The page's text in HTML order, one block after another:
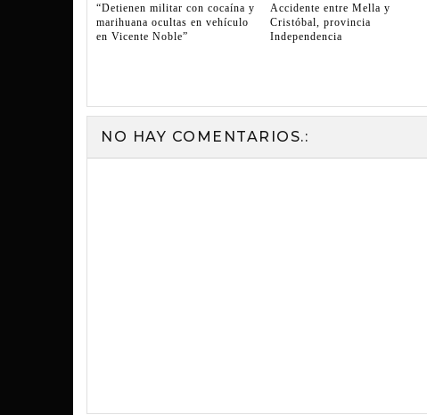
“Detienen militar con cocaína y
marihuana ocultas en vehículo
en Vicente Noble”
Accidente entre Mella y
Cristóbal, provincia
Independencia
NO HAY COMENTARIOS.: